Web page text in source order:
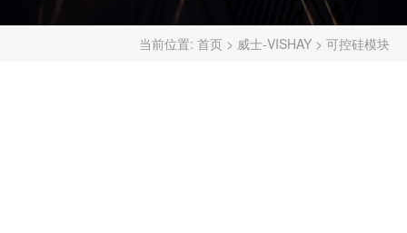
当前位置: 首页 > 威士-VISHAY > 可控硅模块